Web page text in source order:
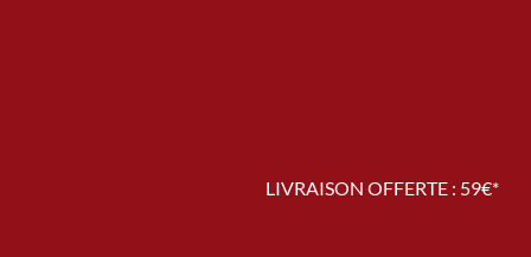
LIVRAISON OFFERTE : 59€*